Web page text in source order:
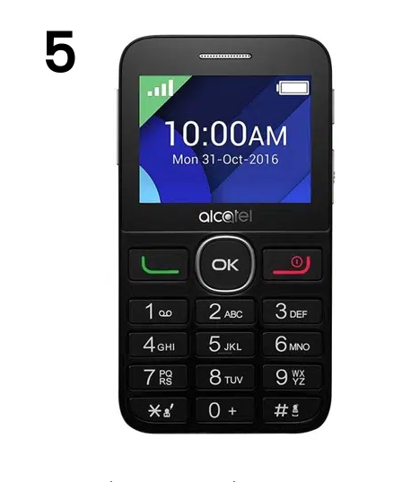
5